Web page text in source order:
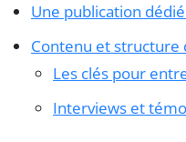
Une publication
Contenu et structure
Les clés pour
Interviews et